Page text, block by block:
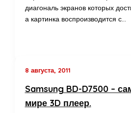
диагональ экранов которых
а картинка воспроизводится с…
8 августа, 2011
Samsung BD-D7500 –
мире 3D плеер.